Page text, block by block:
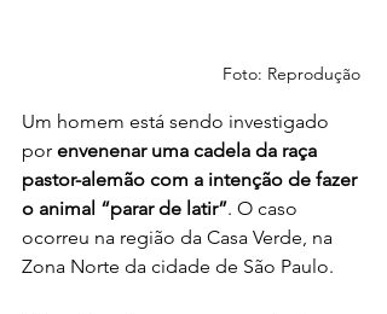
Foto: Reprodução
Um homem está sendo investigado
por envenenar uma cadela da raça
pastor-alemão com a intenção de fazer
o animal “parar de latir”. O caso
ocorreu na região da Casa Verde, na
Zona Norte da cidade de São Paulo.